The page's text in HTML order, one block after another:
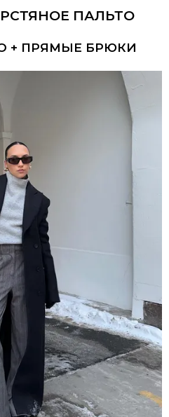
ПАЛЬТО
+ ПРЯМЫЕ БРЮКИ